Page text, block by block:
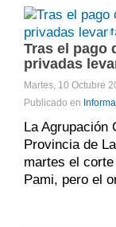
Tras el pago
privadas
Martes, 10 Octubre
Publicado en
La Agrupación
Provincia de
martes el
Pami, pero el